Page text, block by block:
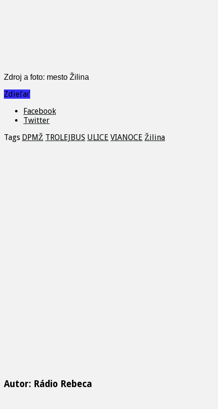
Zdroj a foto: mesto Žilina
Zdieľať
Facebook
Twitter
Tags DPMŽ TROLEJBUS ULICE VIANOCE Žilina
Autor: Rádio Rebeca